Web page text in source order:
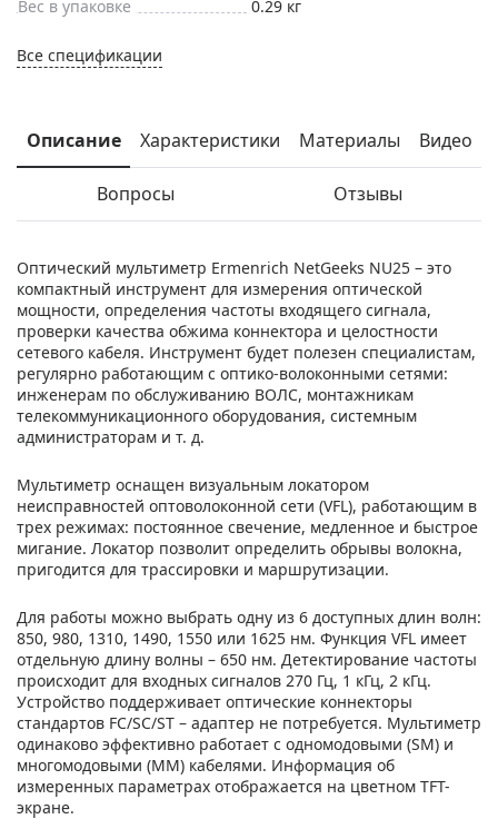
Вес в упаковке 0.29 кг
Все спецификации
Описание Характеристики Материалы Видео
Вопросы Отзывы
Оптический мультиметр Ermenrich NetGeeks NU25 – это
компактный инструмент для измерения оптической
мощности, определения частоты входящего сигнала,
проверки качества обжима коннектора и целостности
сетевого кабеля. Инструмент будет полезен специалистам,
регулярно работающим с оптико-волоконными сетями:
инженерам по обслуживанию ВОЛС, монтажникам
телекоммуникационного оборудования, системным
администраторам и т. д.
Мультиметр оснащен визуальным локатором
неисправностей оптоволоконной сети (VFL), работающим в
трех режимах: постоянное свечение, медленное и быстрое
мигание. Локатор позволит определить обрывы волокна,
пригодится для трассировки и маршрутизации.
Для работы можно выбрать одну из 6 доступных длин волн:
850, 980, 1310, 1490, 1550 или 1625 нм. Функция VFL имеет
отдельную длину волны – 650 нм. Детектирование частоты
происходит для входных сигналов 270 Гц, 1 кГц, 2 кГц.
Устройство поддерживает оптические коннекторы
стандартов FC/SC/ST – адаптер не потребуется. Мультиметр
одинаково эффективно работает с одномодовыми (SM) и
многомодовыми (MM) кабелями. Информация об
измеренных параметрах отображается на цветном TFT-
экране.